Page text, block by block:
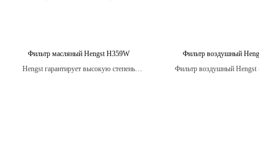
Фильтр масляный Hengst H359W
Hengst гарантирует высокую степень
Фильтр воздушный Hengst
Фильтр воздушный Hengst -